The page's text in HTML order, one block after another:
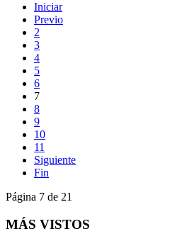
Iniciar
Previo
2
3
4
5
6
7
8
9
10
11
Siguiente
Fin
Página 7 de 21
MÁS VISTOS